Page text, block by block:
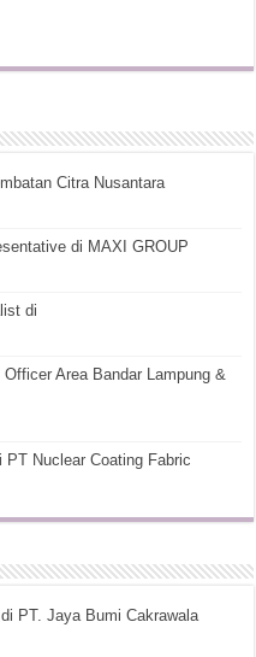
Citra Nusantara
di MAXI GROUP
di
Area Bandar Lampung &
PT Nuclear Coating Fabric
PT. Jaya Bumi Cakrawala